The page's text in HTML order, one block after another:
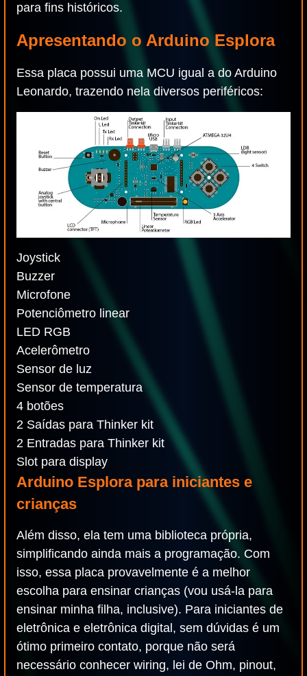
para fins históricos.
Apresentando o Arduino Esplora
Essa placa possui uma MCU igual a do Arduino
Leonardo, trazendo nela diversos periféricos:
Joystick
Buzzer
Microfone
Potenciômetro linear
LED RGB
Acelerômetro
Sensor de luz
Sensor de temperatura
4 botões
2 Saídas para Thinker kit
2 Entradas para Thinker kit
Slot para display
Arduino Esplora para iniciantes e
crianças
Além disso, ela tem uma biblioteca própria,
simplificando ainda mais a programação. Com
isso, essa placa provavelmente é a melhor
escolha para ensinar crianças (vou usá-la para
ensinar minha filha, inclusive). Para iniciantes de
eletrônica e eletrônica digital, sem dúvidas é um
ótimo primeiro contato, porque não será
necessário conhecer wiring, lei de Ohm, pinout,